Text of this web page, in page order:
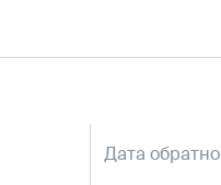
Дата обратно